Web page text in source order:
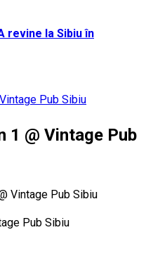
revine la Sibiu în
Pub Sibiu
1 @ Vintage Pub